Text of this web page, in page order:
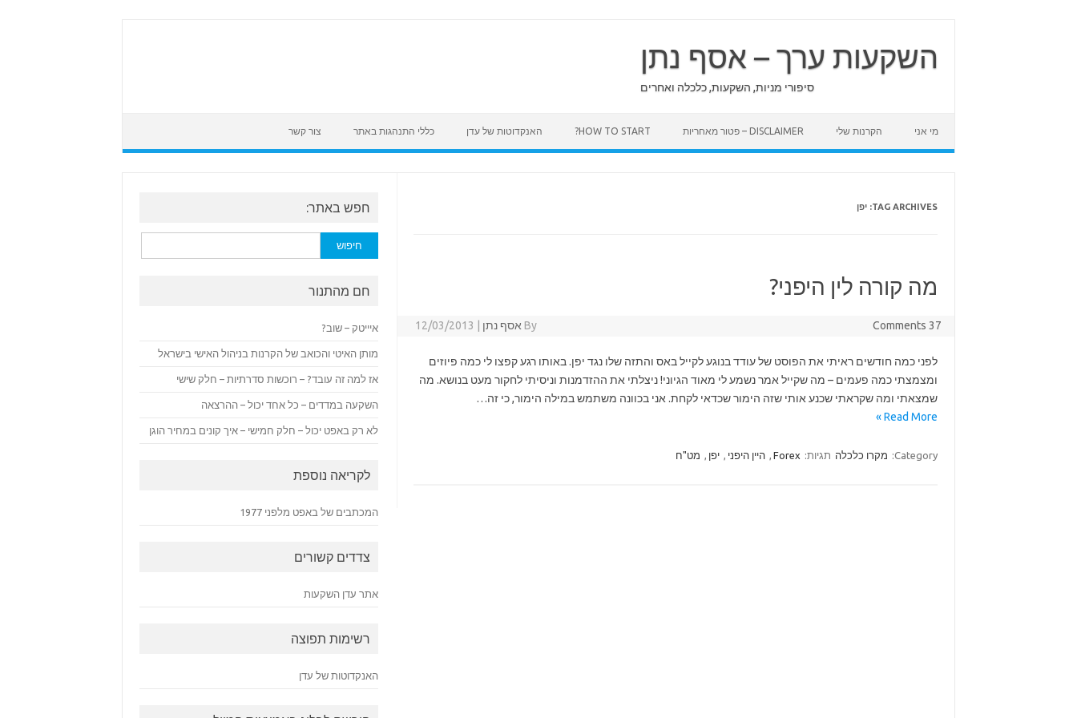
השקעות ערך – אסף נתן
סיפורי מניות, השקעות, כלכלה ואחרים
מי אני הקרנות שלי DISCLAIMER – פטור מאחריות HOW TO START? האנקדוטות של עדן כללי התנהגות באתר צור קשר
TAG ARCHIVES: יפן
מה קורה לין היפני?
By אסף נתן 12/03/2013 37 Comments
לפני כמה חודשים ראיתי את הפוסט של עודד בנוגע לקייל באס והתזה שלו נגד יפן. באותו רגע קפצו לי כמה פיוזים
ומצמצתי כמה פעמים – מה שקייל אמר נשמע לי מאוד הגיוני! ניצלתי את ההזדמנות וניסיתי לחקור מעט בנושא. מה
שמצאתי ומה שקראתי שכנע אותי שזה הימור שכדאי לקחת. אני בכוונה משתמש במילה הימור, כי זה…
Read More »
Category: מקרו כלכלה תגיות: Forex
, היין היפני , יפן , מט"ח
חפש באתר:
חיפוש:
חם מהתנור
איייטק – שוב?
מותן האיטי והכואב של הקרנות בניהול האישי בישראל
אז למה זה עובד? – רוכשות סדרתיות – חלק שישי
השקעה במדדים – כל אחד יכול – ההרצאה
לא רק באפט יכול – חלק חמישי – איך קונים במחיר הוגן
לקריאה נוספת
המכתבים של באפט מלפני 1977
צדדים קשורים
אתר עדן השקעות
רשימות תפוצה
האנקדוטות של עדן